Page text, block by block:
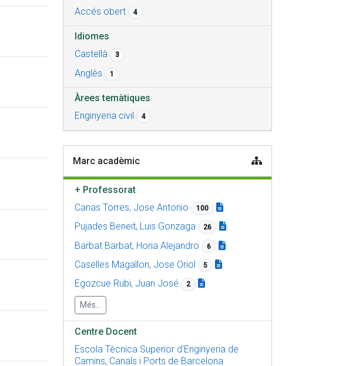
Accés obert
4
Idiomes
Castellà
3
Anglès 1
Àrees temàtiques
Enginyeria civil
4
Marc acadèmic
+ Professorat
Canas Torres, Jose Antonio
100
Pujades Beneit, Luis Gonzaga 26
Barbat Barbat, Horia Alejandro 6
Caselles Magallon, Jose Oriol 5
Egozcue Rubi, Juan José 2
Més...
Centre Docent
Escola Tècnica Superior d'Enginyeria de
Camins, Canals i Ports de Barcelona